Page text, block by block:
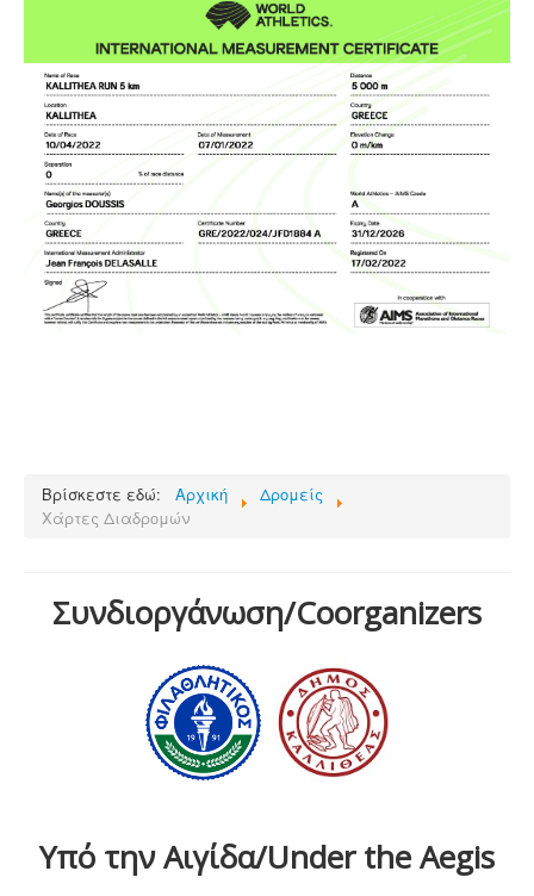
Βρίσκεστε εδώ: Αρχική
Δρομείς
Χάρτες Διαδρομών
Συνδιοργάνωση/Coorganizers
Υπό την Αιγίδα/Under the Aegis